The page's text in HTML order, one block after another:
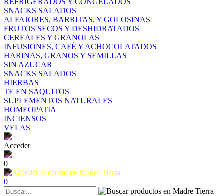
REFRIGERADOS Y CONGELADOS
SNACKS SALADOS
ALFAJORES, BARRITAS, Y GOLOSINAS
FRUTOS SECOS Y DESHIDRATADOS
CEREALES Y GRANOLAS
INFUSIONES, CAFÉ Y ACHOCOLATADOS
HARINAS, GRANOS Y SEMILLAS
SIN AZUCAR
SNACKS SALADOS
HIERBAS
TE EN SAQUITOS
SUPLEMENTOS NATURALES
HOMEOPATIA
INCIENSOS
VELAS
Acceder
0
0